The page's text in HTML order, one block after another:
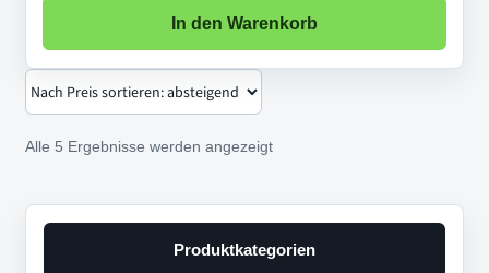
In den Warenkorb
Alle 5 Ergebnisse werden angezeigtNach
Produktkategorien